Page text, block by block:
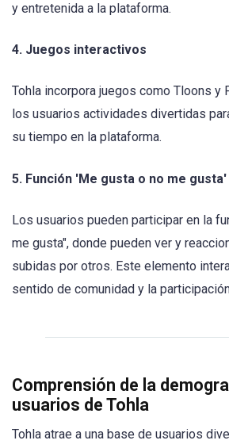
y entretenida a la plataforma.
4. Juegos interactivos
Tohla incorpora juegos como Tloons y
los usuarios actividades divertidas
su tiempo en la plataforma.
5. Función 'Me gusta o no me gusta'
Los usuarios pueden participar en la
me gusta", donde pueden ver y
subidas por otros. Este elemento
sentido de comunidad y la
Comprensión de la
usuarios de Tohla
Tohla atrae a una base de usuarios